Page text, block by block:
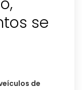
se
de